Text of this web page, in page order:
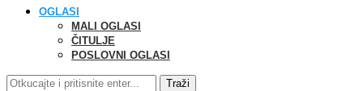
OGLASI
MALI OGLASI
ČITULJE
POSLOVNI OGLASI
Traži